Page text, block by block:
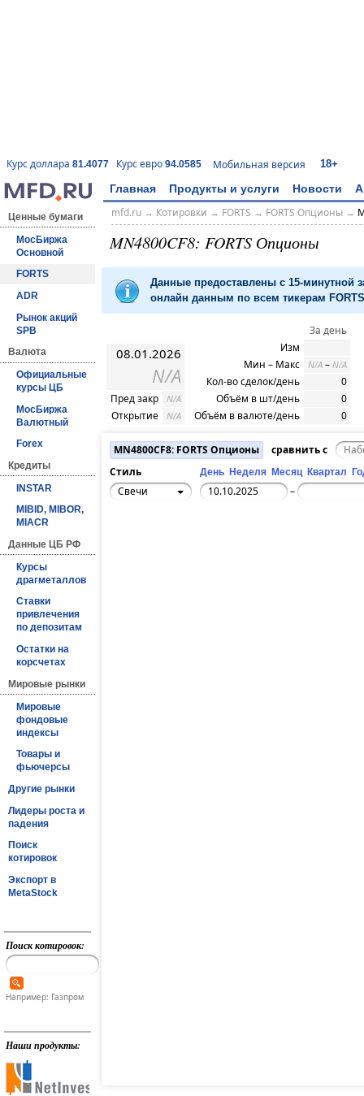
Курс доллара 81.4077 Курс евро 94.0585 Мобильная версия 18+
Главная Продукты и услуги Новости
Ценные бумаги
МосБиржа
Основной
FORTS
ADR
Рынок акций
SPB
Валюта
Официальные
курсы ЦБ
МосБиржа
Валютный
Forex
Кредиты
INSTAR
MIBID, MIBOR,
MIACR
Данные ЦБ РФ
Курсы
драгметаллов
Ставки
привлечения
по депозитам
Остатки на
корсчетах
Мировые рынки
Мировые
фондовые
индексы
Товары и
фьючерсы
Другие рынки
Лидеры роста и
падения
Поиск
котировок
Экспорт в
MetaStock
Поиск котировок:
Например: Газпром
Наши продукты:
mfd.ru→ Котировки → FORTS → FORTS Опционы→
MN4800CF8: FORTS Опционы
Данные предоставлены с 15-минутной
онлайн данным по всем тикерам
08.01.2026
N/A
Пред закр N/A
Открытие N/A
За день
Изм
Мин – Макс
N/A – N/A
Кол-во сделок/день
0
Объём в шт/день
0
Объём в валюте/день
0
MN4800CF8: FORTS Опционы
сравнить с
Стиль
День Неделя Месяц Квартал
Свечи –